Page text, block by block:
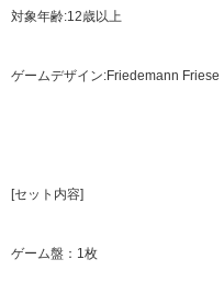
対象年齢:12歳以上
ゲームデザイン:Friedemann Friese
[セット内容]
ゲーム盤：1枚